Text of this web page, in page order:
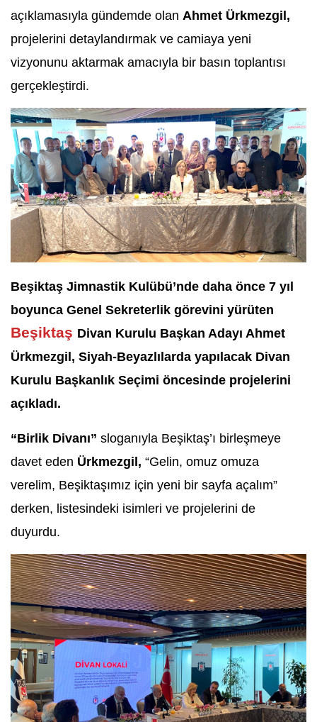
açıklamasıyla gündemde olan Ahmet Ürkmezgil,
projelerini detaylandırmak ve camiaya yeni
vizyonunu aktarmak amacıyla bir basın toplantısı
gerçekleştirdi.
Beşiktaş Jimnastik Kulübü’nde daha önce 7 yıl
boyunca Genel Sekreterlik görevini yürüten
Beşiktaş Divan Kurulu Başkan Adayı Ahmet
Ürkmezgil, Siyah-Beyazlılarda yapılacak Divan
Kurulu Başkanlık Seçimi öncesinde projelerini
açıkladı.
“Birlik Divanı” sloganıyla Beşiktaş’ı birleşmeye
davet eden Ürkmezgil, “Gelin, omuz omuza
verelim, Beşiktaşımız için yeni bir sayfa açalım”
derken, listesindeki isimleri ve projelerini de
duyurdu.